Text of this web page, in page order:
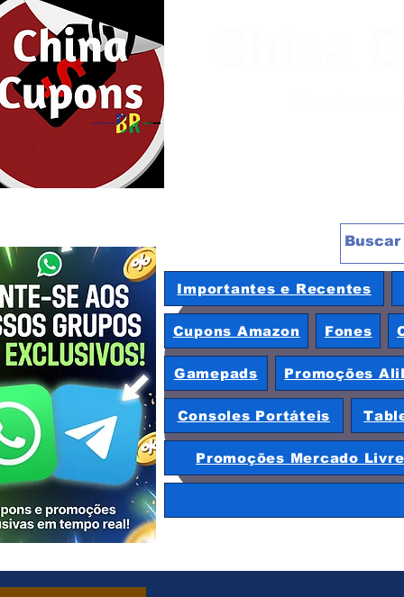
China
Importantes e Recentes
Cupons Amazon Fones
Gamepads Promoções
Consoles Portáteis
Promoções Mercado Livre